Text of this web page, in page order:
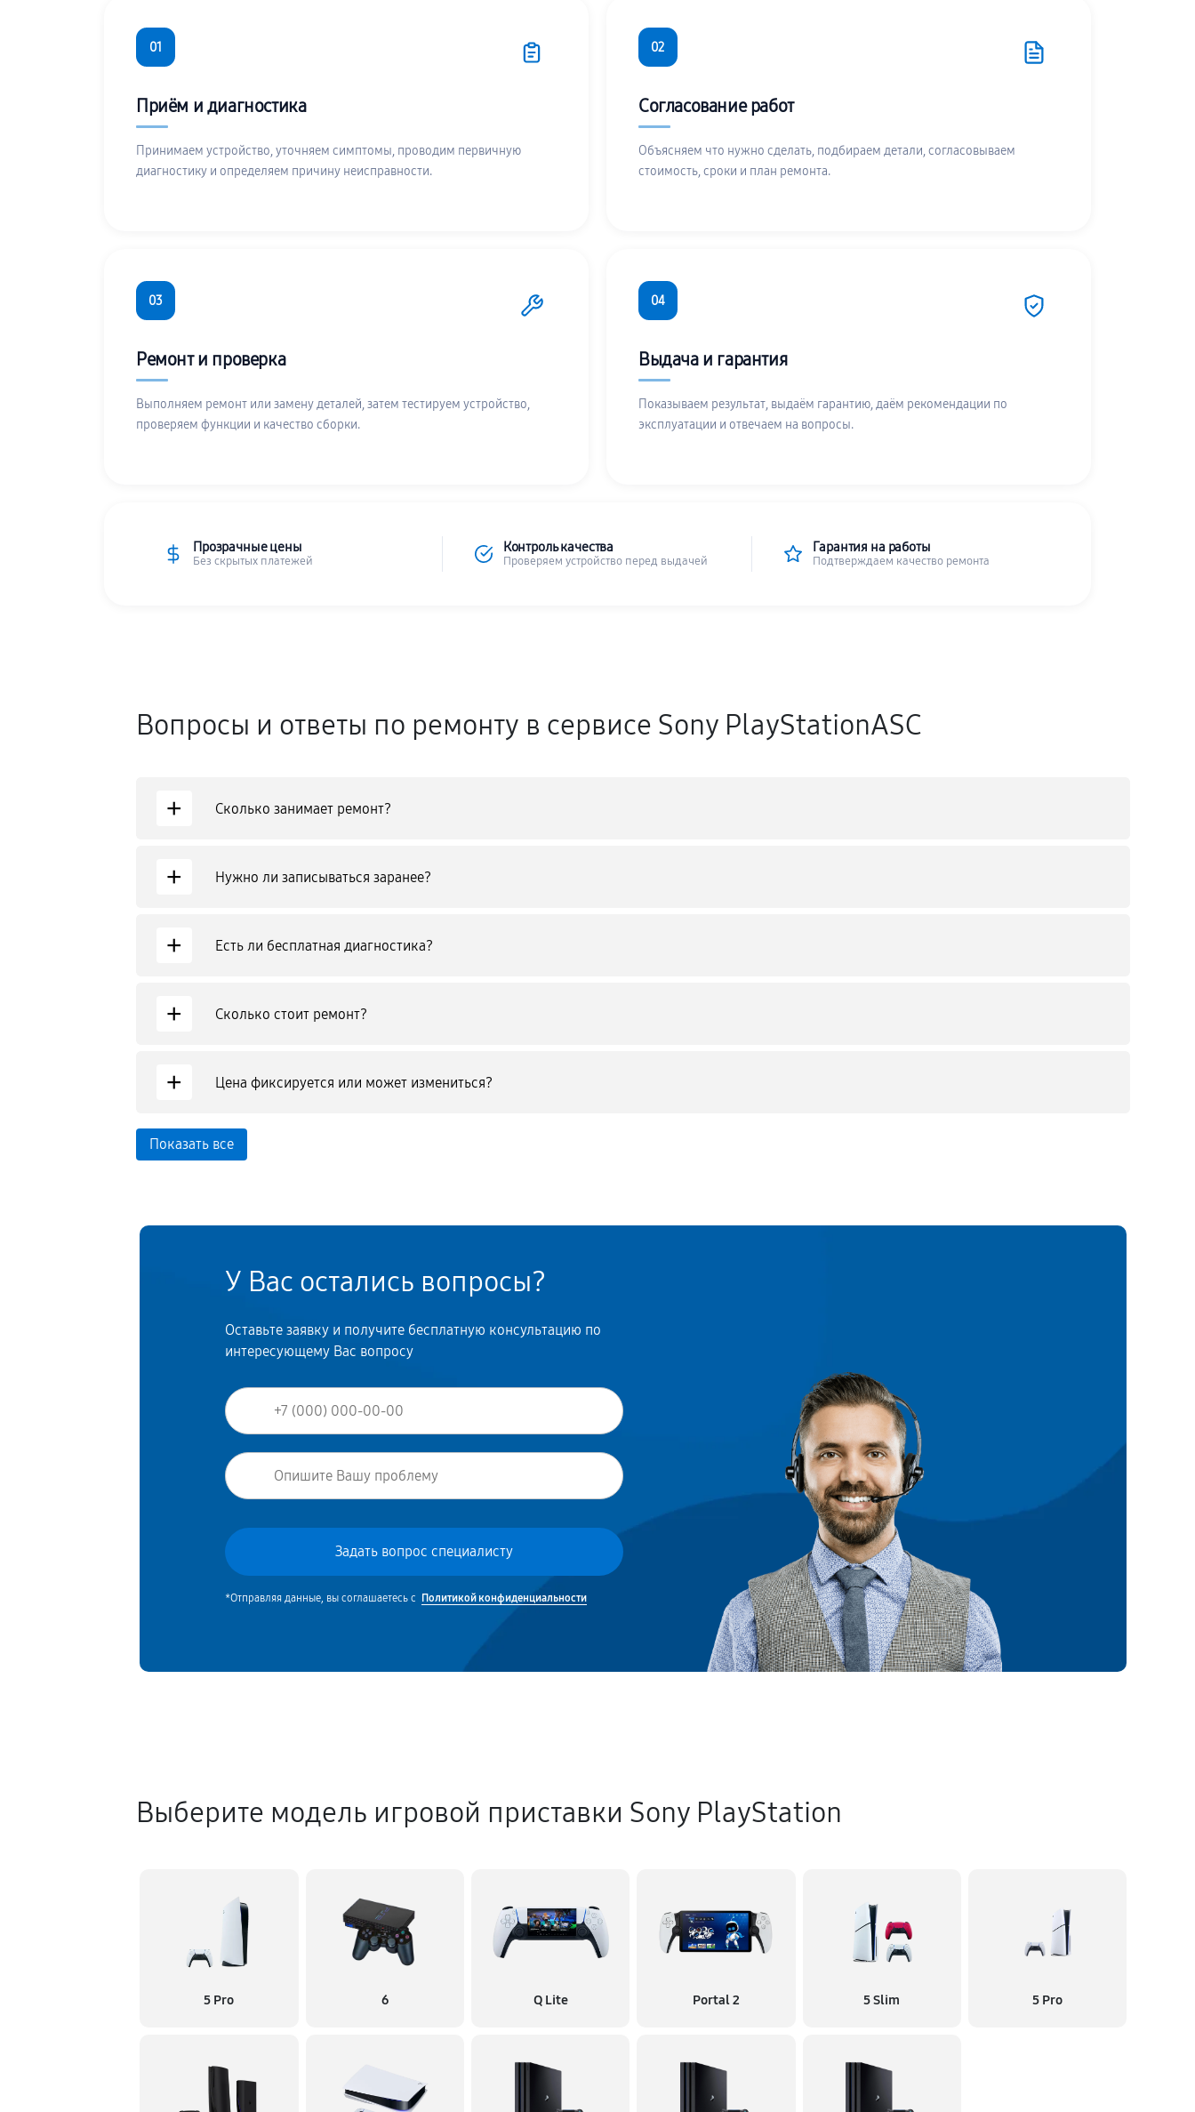
01
Приём и диагностика
Принимаем устройство, уточняем симптомы, проводим первичную
диагностику и определяем причину неисправности.
02
Согласование работ
Объясняем что нужно сделать, подбираем детали, согласовываем
стоимость, сроки и план ремонта.
03
Ремонт и проверка
Выполняем ремонт или замену деталей, затем тестируем устройство,
проверяем функции и качество сборки.
04
Выдача и гарантия
Показываем результат, выдаём гарантию, даём рекомендации по
эксплуатации и отвечаем на вопросы.
Прозрачные цены
Без скрытых платежей
Контроль качества
Проверяем устройство перед выдачей
Гарантия на работы
Подтверждаем качество ремонта
Вопросы и ответы по ремонту в сервисе Sony PlayStationASC
+ Сколько занимает ремонт?
+ Нужно ли записываться заранее?
+ Есть ли бесплатная диагностика?
+ Сколько стоит ремонт?
+ Цена фиксируется или может измениться?
Показать все
У Вас остались вопросы?
Оставьте заявку и получите бесплатную консультацию по
интересующему Вас вопросу
*Отправляя данные, вы соглашаетесь с Политикой конфиденциальности
Выберите модель игровой приставки Sony PlayStation
5 Pro 6 Q Lite Portal 2 5 Slim 5 Pro